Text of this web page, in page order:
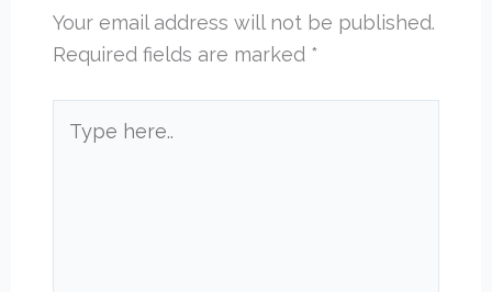
Your email address will not be published.
Required fields are marked *
here..